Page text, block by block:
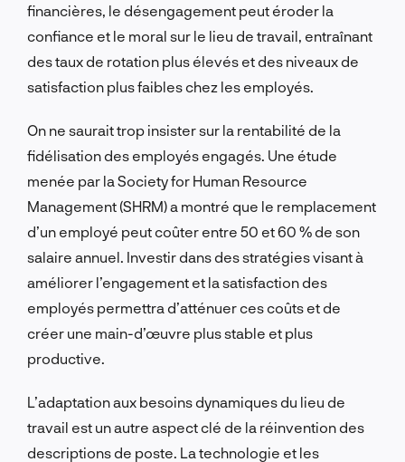
financières, le désengagement peut éroder la
confiance et le moral sur le lieu de travail, entraînant
des taux de rotation plus élevés et des niveaux de
satisfaction plus faibles chez les employés.
On ne saurait trop insister sur la rentabilité de la
fidélisation des employés engagés. Une étude
menée par la Society for Human Resource
Management (SHRM) a montré que le remplacement
d’un employé peut coûter entre 50 et 60 % de son
salaire annuel. Investir dans des stratégies visant à
améliorer l’engagement et la satisfaction des
employés permettra d’atténuer ces coûts et de
créer une main-d’œuvre plus stable et plus
productive.
L’adaptation aux besoins dynamiques du lieu de
travail est un autre aspect clé de la réinvention des
descriptions de poste. La technologie et les